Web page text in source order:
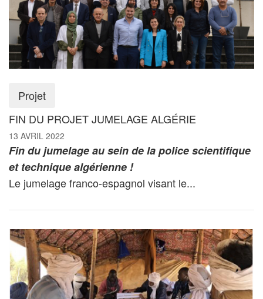
Projet
FIN DU PROJET JUMELAGE ALGÉRIE
13 AVRIL 2022
Fin du jumelage au sein de la police scientifique
et technique algérienne !
Le jumelage franco-espagnol visant le...